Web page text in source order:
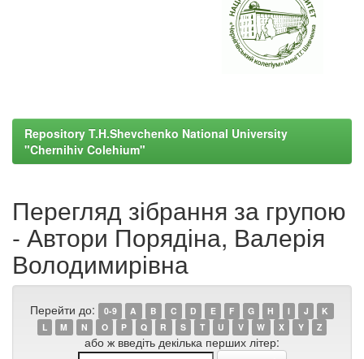
Repository T.H.Shevchenko National University
"Chernihiv Colehium"
Перегляд зібрання за групою
- Автори Порядіна, Валерія
Володимирівна
Перейти до: 0-9 A B C D E F G H I J
K
L
M N O P Q R S T U V W X Y Z
або ж введіть декілька перших літер: